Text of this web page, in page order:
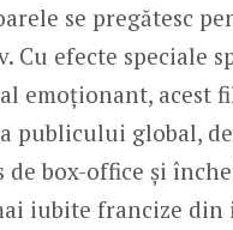
se pregătesc
Cu efecte speciale
emoționant, acest
publicului global,
de box-office și
iubite francize din